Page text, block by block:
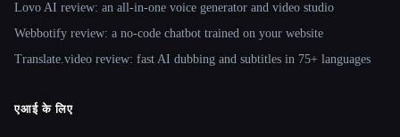
Lovo AI review: an all-in-one voice generator and video studio
Webbotify review: a no-code chatbot trained on your website
Translate.video review: fast AI dubbing and subtitles in 75+ languages
एआई के लिए